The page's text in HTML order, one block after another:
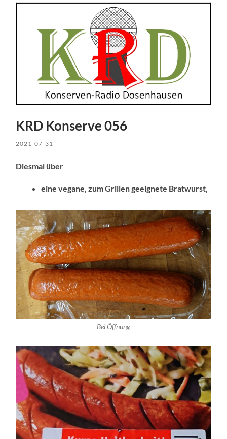
KRD Konserve 056
2021-07-31
Diesmal über
eine vegane, zum Grillen geeignete Bratwurst,
Bei Öffnung